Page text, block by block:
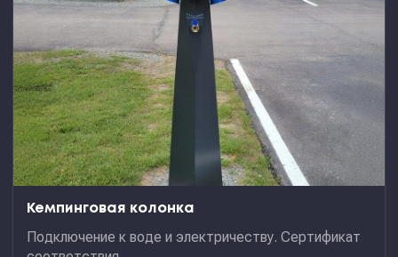
Кемпинговая колонка
Подключение к воде и электричеству. Сертификат